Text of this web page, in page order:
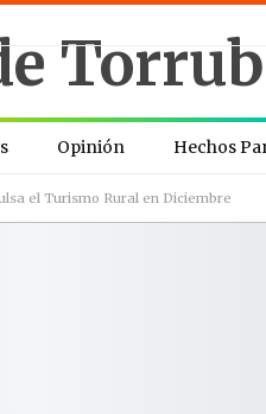
Opinión Hechos
el Turismo Rural en Diciembre